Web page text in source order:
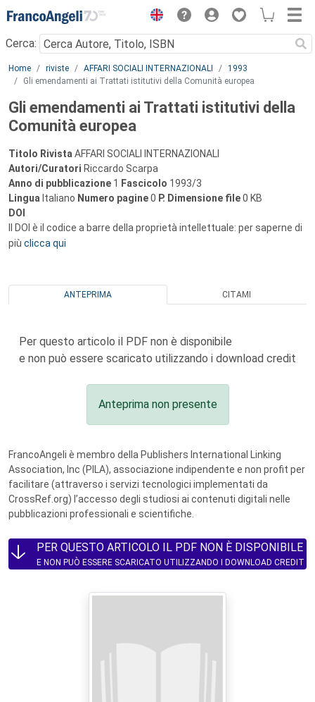
Menu
Cerca:
Main content
Home riviste AFFARI SOCIALI INTERNAZIONALI
1993
Gli emendamenti ai Trattati istitutivi della Comunità europea
Gli emendamenti ai Trattati istitutivi della
Comunità europea
Titolo Rivista AFFARI SOCIALI INTERNAZIONALI
Autori/Curatori Riccardo Scarpa
Anno di pubblicazione 1 Fascicolo 1993/3
Lingua Italiano Numero pagine0 P. Dimensione file0 KB
DOI
Il DOI è il codice a barre della proprietà intellettuale: per saperne di
più clicca qui
ANTEPRIMA CITAMI
Per questo articolo il PDF non è disponibile
e non può essere scaricato utilizzando i download credit
Anteprima non presente
FrancoAngeli è membro della Publishers International Linking
Association, Inc (PILA), associazione indipendente e non profit per
facilitare (attraverso i servizi tecnologici implementati da
CrossRef.org) l’accesso degli studiosi ai contenuti digitali nelle
pubblicazioni professionali e scientifiche.
PER QUESTO ARTICOLO IL PDF NON È DISPONIBILE
E NON PUÒ ESSERE SCARICATO UTILIZZANDO I DOWNLOAD CREDIT